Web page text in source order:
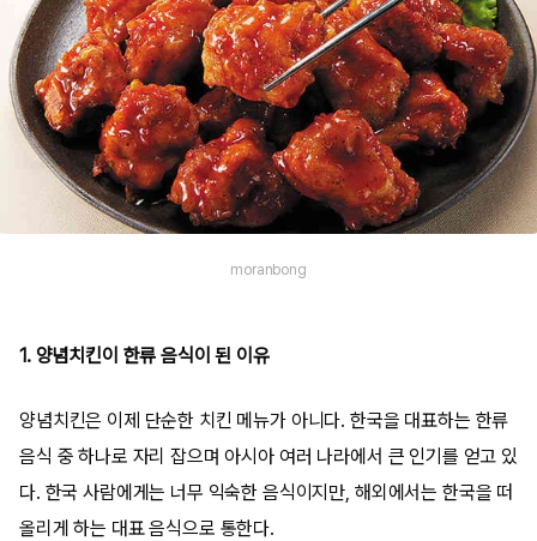
moranbong
1. 양념치킨이 한류 음식이 된 이유
양념치킨은 이제 단순한 치킨 메뉴가 아니다. 한국을 대표하는 한류
음식 중 하나로 자리 잡으며 아시아 여러 나라에서 큰 인기를 얻고 있
다. 한국 사람에게는 너무 익숙한 음식이지만, 해외에서는 한국을 떠
올리게 하는 대표 음식으로 통한다.